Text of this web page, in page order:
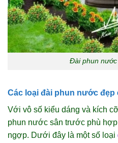
Đài phun
Các loại đài phun nước
Với vô số kiểu dáng và kích
phun nước sân trước phù
ngợp. Dưới đây là một số loại